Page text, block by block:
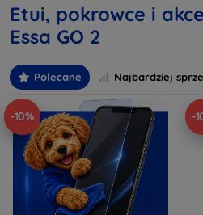
Etui, pokrowce i
Essa GO 2
Polecane Najbardziej
-10% -